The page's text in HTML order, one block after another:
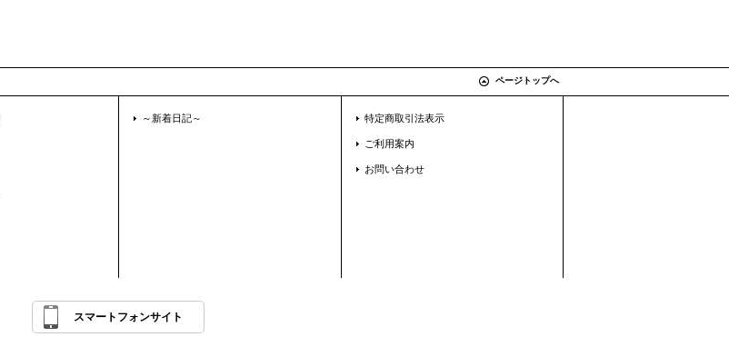
ページトップへ
～新着日記～ 特定商取引法表示
ご利用案内
お問い合わせ
スマートフォンサイト